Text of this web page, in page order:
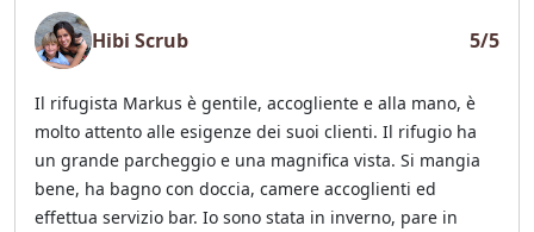
Hibi Scrub 5/5
Il rifugista Markus è gentile, accogliente e alla mano, è
molto attento alle esigenze dei suoi clienti. Il rifugio ha
un grande parcheggio e una magnifica vista. Si mangia
bene, ha bagno con doccia, camere accoglienti ed
effettua servizio bar. Io sono stata in inverno, pare in